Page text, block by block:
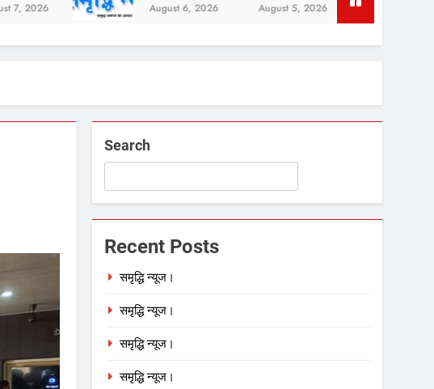
August 6, 2026 August 5, 2026
Search
Recent Posts
समृद्धि न्यूज।
समृद्धि न्यूज।
समृद्धि न्यूज।
समृद्धि न्यूज।